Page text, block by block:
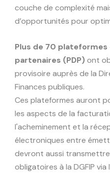
couche de complexité
d’opportunités pour
Plus de 70
partenaires (PDP) ont
provisoire auprès de la
Finances publiques.
Ces plateformes auront
les aspects de la
l'acheminement et la
électroniques entre
devront aussi
obligatoires à la DGFIP via